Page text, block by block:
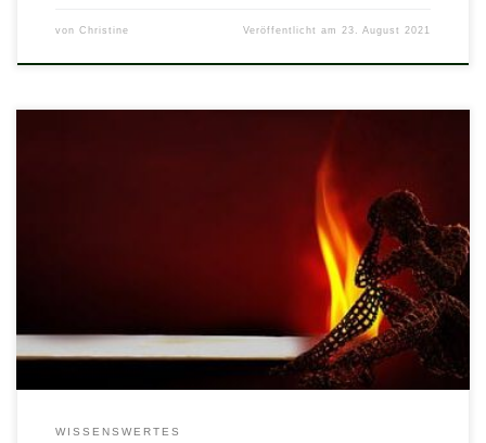
von Christine Veröffentlicht am 23. August 2021
Was verstehe ich unter psychischen Spannungszuständen?
Vielleicht kennen Sie das … es ist Sonntag und beim Gedanken
an Ihre Arbeit zieht sich etwas düster in Ihnen zusammen Sie
haben ein wichtiges Gespräch / Projekt vor sich und würden am
liebsten nicht hingehen. Jemand, der Ihnen wichtig ist braucht
WISSENSWERTES